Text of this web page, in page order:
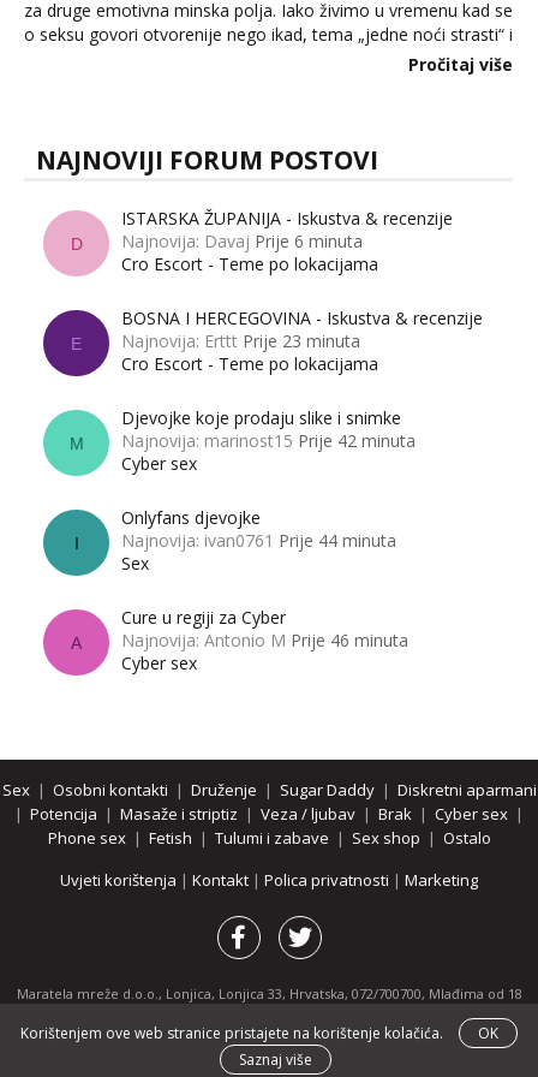
za druge emotivna minska polja. Iako živimo u vremenu kad se
o seksu govori otvorenije nego ikad, tema „jedne noći strasti“ i
dalje izaziva burne rasprave. Što zapravo misle žene, a što
Pročitaj više
NAJNOVIJI FORUM POSTOVI
D
ISTARSKA ŽUPANIJA - Iskustva & recenzije
Najnovija: Davaj Prije 6 minuta
Cro Escort - Teme po lokacijama
E
BOSNA I HERCEGOVINA - Iskustva & recenzije
Najnovija: Erttt Prije 23 minuta
Cro Escort - Teme po lokacijama
M
Djevojke koje prodaju slike i snimke
Najnovija: marinost15 Prije 42 minuta
Cyber sex
I
Onlyfans djevojke
Najnovija: ivan0761 Prije 44 minuta
Sex
A
Cure u regiji za Cyber
Najnovija: Antonio M Prije 46 minuta
Cyber sex
Sex| Osobni kontakti | Druženje | Sugar Daddy| Diskretni aparmani
| Potencija | Masaže i striptiz | Veza / ljubav | Brak | Cyber sex |
Phone sex| Fetish | Tulumi i zabave | Sex shop | Ostalo
Uvjeti korištenja | Kontakt | Polica privatnosti | Marketing
Maratela mreže d.o.o., Lonjica, Lonjica 33, Hrvatska, 072/700700, Mlađima od 18
godina zabranjeno je pregledavanje stranice i svih njenih dijelova.
Partnerski portali:osobnikontakti.com|hotline.hr|ThePornDude.com
Korištenjem ove web stranice pristajete na korištenje kolačića.
OK
Saznaj više